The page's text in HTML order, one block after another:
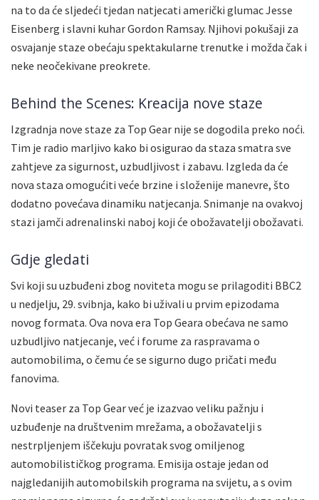
na to da će sljedeći tjedan natjecati američki glumac Jesse
Eisenberg i slavni kuhar Gordon Ramsay. Njihovi pokušaji za
osvajanje staze obećaju spektakularne trenutke i možda čak i
neke neočekivane preokrete.
Behind the Scenes: Kreacija nove staze
Izgradnja nove staze za Top Gear nije se dogodila preko noći.
Tim je radio marljivo kako bi osigurao da staza smatra sve
zahtjeve za sigurnost, uzbudljivost i zabavu. Izgleda da će
nova staza omogućiti veće brzine i složenije manevre, što
dodatno povećava dinamiku natjecanja. Snimanje na ovakvoj
stazi jamči adrenalinski naboj koji će obožavatelji obožavati.
Gdje gledati
Svi koji su uzbuđeni zbog noviteta mogu se prilagoditi BBC2
u nedjelju, 29. svibnja, kako bi uživali u prvim epizodama
novog formata. Ova nova era Top Geara obećava ne samo
uzbudljivo natjecanje, već i forume za raspravama o
automobilima, o čemu će se sigurno dugo pričati među
fanovima.
Novi teaser za Top Gear već je izazvao veliku pažnju i
uzbuđenje na društvenim mrežama, a obožavatelji s
nestrpljenjem iščekuju povratak svog omiljenog
automobilističkog programa. Emisija ostaje jedan od
najgledanijih automobilskih programa na svijetu, a s ovim